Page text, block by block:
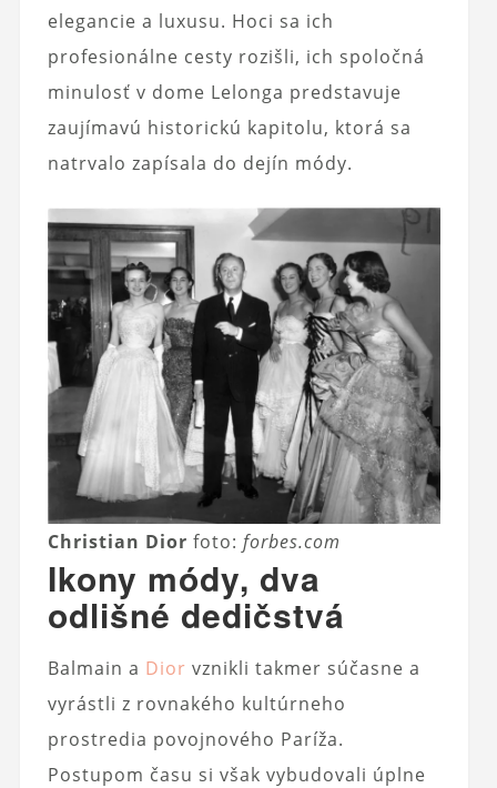
elegancie a luxusu. Hoci sa ich
profesionálne cesty rozišli, ich spoločná
minulosť v dome Lelonga predstavuje
zaujímavú historickú kapitolu, ktorá sa
natrvalo zapísala do dejín módy.
Christian Dior foto: forbes.com
Ikony módy, dva
odlišné dedičstvá
Balmain a Dior vznikli takmer súčasne a
vyrástli z rovnakého kultúrneho
prostredia povojnového Paríža.
Postupom času si však vybudovali úplne